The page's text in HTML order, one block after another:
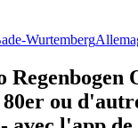
Wurtemberg
Regenbogen
80er ou